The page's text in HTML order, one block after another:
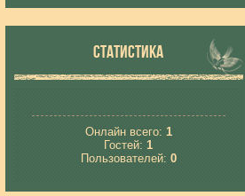
СТАТИСТИКА
Онлайн всего: 1
Гостей:1
Пользователей: 0